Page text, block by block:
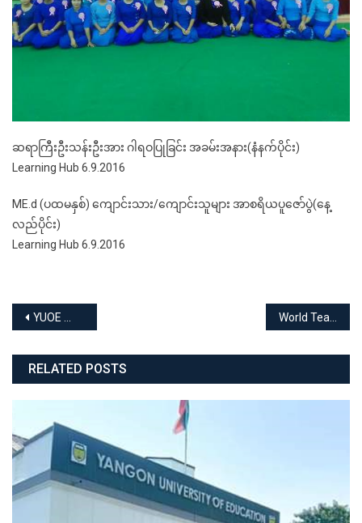
ဆရာကြီးဦးသန်းဦးအား ဂါရဝပြုခြင်း အခမ်းအနား(နံနက်ပိုင်း)
Learning Hub 6.9.2016
ME.d (ပထမနှစ်) ကျောင်းသား/ကျောင်းသူများ အာစရိယပူဇော်ပွဲ(နေ့
လည်ပိုင်း)
Learning Hub 6.9.2016
Post
navigation
YUOE အာစရိယပူဇော်ပွဲ
RELATED POSTS